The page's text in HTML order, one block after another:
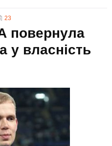
23
повернула
у власність